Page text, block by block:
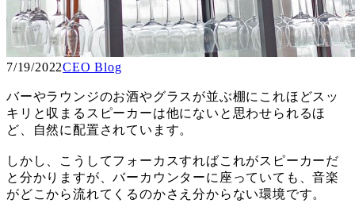
7/19/2022CEO Blog
バーやラウンジのお酒やグラスが並ぶ棚にこれほどスッ
キリと収まるスピーカーは他にないと思わせられるほ
ど、自然に配置されています。
しかし、こうしてフォーカスすればこれがスピーカーだ
と分かりますが、バーカウンターに座っていても、音楽
がどこから流れてくるのかさえ分からない環境です。